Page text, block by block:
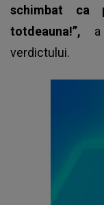
schimbat ca
totdeauna!”,
verdictului.